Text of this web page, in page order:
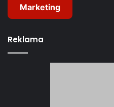
Marketing
Reklama